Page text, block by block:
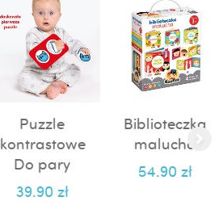
Puzzle
kontrastowe
Do pary
39.90 zł
Biblioteczka
malucha
54.90zł